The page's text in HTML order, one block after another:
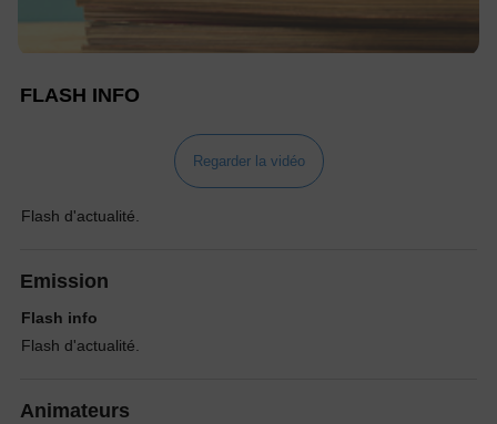
FLASH INFO
Regarder la vidéo
Flash d'actualité.
Emission
Flash info
Flash d'actualité.
Animateurs